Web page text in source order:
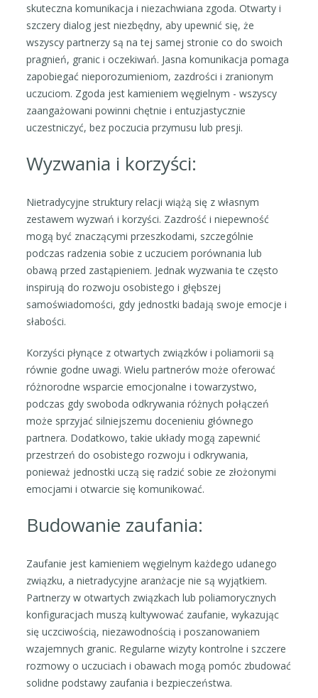
skuteczna komunikacja i niezachwiana zgoda. Otwarty i
szczery dialog jest niezbędny, aby upewnić się, że
wszyscy partnerzy są na tej samej stronie co do swoich
pragnień, granic i oczekiwań. Jasna komunikacja pomaga
zapobiegać nieporozumieniom, zazdrości i zranionym
uczuciom. Zgoda jest kamieniem węgielnym - wszyscy
zaangażowani powinni chętnie i entuzjastycznie
uczestniczyć, bez poczucia przymusu lub presji.
Wyzwania i korzyści:
Nietradycyjne struktury relacji wiążą się z własnym
zestawem wyzwań i korzyści. Zazdrość i niepewność
mogą być znaczącymi przeszkodami, szczególnie
podczas radzenia sobie z uczuciem porównania lub
obawą przed zastąpieniem. Jednak wyzwania te często
inspirują do rozwoju osobistego i głębszej
samoświadomości, gdy jednostki badają swoje emocje i
słabości.
Korzyści płynące z otwartych związków i poliamorii są
równie godne uwagi. Wielu partnerów może oferować
różnorodne wsparcie emocjonalne i towarzystwo,
podczas gdy swoboda odkrywania różnych połączeń
może sprzyjać silniejszemu docenieniu głównego
partnera. Dodatkowo, takie układy mogą zapewnić
przestrzeń do osobistego rozwoju i odkrywania,
ponieważ jednostki uczą się radzić sobie ze złożonymi
emocjami i otwarcie się komunikować.
Budowanie zaufania:
Zaufanie jest kamieniem węgielnym każdego udanego
związku, a nietradycyjne aranżacje nie są wyjątkiem.
Partnerzy w otwartych związkach lub poliamorycznych
konfiguracjach muszą kultywować zaufanie, wykazując
się uczciwością, niezawodnością i poszanowaniem
wzajemnych granic. Regularne wizyty kontrolne i szczere
rozmowy o uczuciach i obawach mogą pomóc zbudować
solidne podstawy zaufania i bezpieczeństwa.